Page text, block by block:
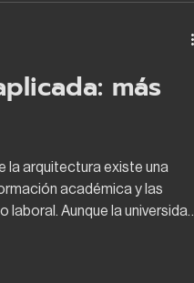
en que se diseñan,
más
la arquitectura existe una
académica y las
laboral. Aunque la universidad